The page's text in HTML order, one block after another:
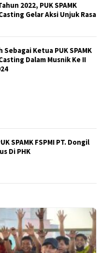
2022, PUK SPAMK
Gelar Aksi Unjuk Rasa
Ketua PUK SPAMK
Dalam Musnik Ke II
SPAMK FSPMI PT. Dongil
Di PHK